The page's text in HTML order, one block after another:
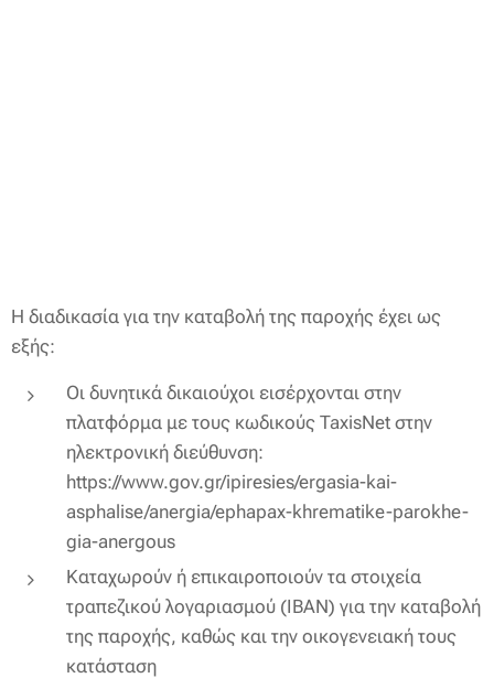
Η διαδικασία για την καταβολή της παροχής έχει ως
εξής:
Οι δυνητικά δικαιούχοι εισέρχονται στην
πλατφόρμα με τους κωδικούς TaxisNet στην
ηλεκτρονική διεύθυνση:
https://www.gov.gr/ipiresies/ergasia-kai-
asphalise/anergia/ephapax-khrematike-parokhe-
gia-anergous
Καταχωρούν ή επικαιροποιούν τα στοιχεία
τραπεζικού λογαριασμού (IBAN) για την καταβολή
της παροχής, καθώς και την οικογενειακή τους
κατάσταση